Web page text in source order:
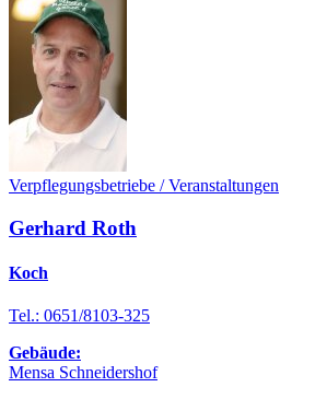
Verpflegungsbetriebe / Veranstaltungen
Gerhard Roth
Koch
Tel.: 0651/8103-325
Gebäude:
Mensa Schneidershof